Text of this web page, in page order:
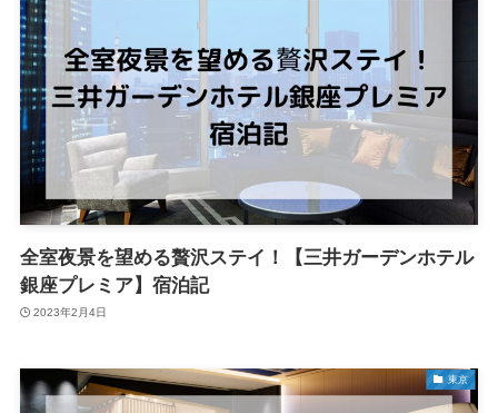
全室夜景を望める贅沢ステイ！【三井ガーデンホテル
銀座プレミア】宿泊記
2023年2月4日
東京